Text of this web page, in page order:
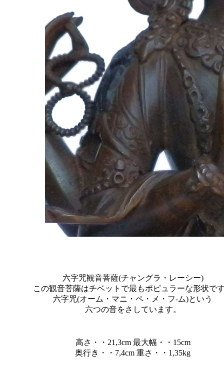
六字咒観音菩薩(チャングラ・レーシー)
この観音菩薩はチベットで最もポピュラーな形状で
六字咒(オーム・マニ・ペ・メ・フ-ム)という
六つの音をさしています。
高さ・・21,3cm 最大幅・・15cm
奥行き・・7,4cm 重さ・・1,35kg